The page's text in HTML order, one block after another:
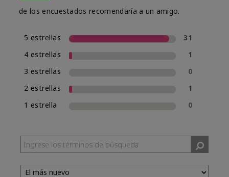
de los encuestados recomendaría a un amigo.
5 estrellas
31
4 estrellas
1
3 estrellas
0
2 estrellas
1
1 estrella
0